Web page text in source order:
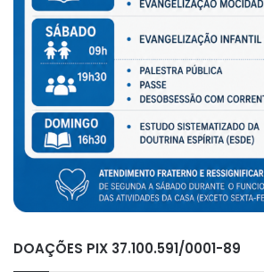
DOAÇÕES PIX 37.100.591/0001-89